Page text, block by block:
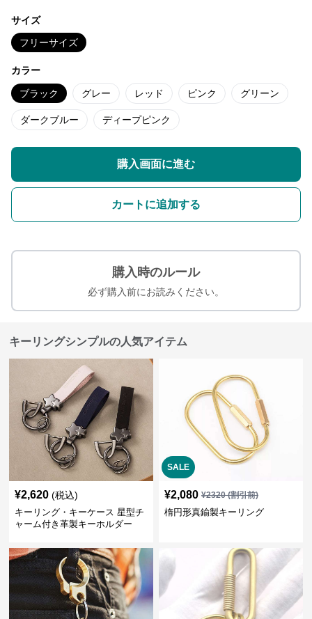
サイズ
フリーサイズ
カラー
ブラック グレー レッド ピンク グリーン
ダークブルー ディープピンク
購入画面に進む
カートに追加する
購入時のルール
必ず購入前にお読みください。
キーリングシンプルの人気アイテム
¥2,620 (税込)
キーリング・キーケース 星型チ
ャーム付き革製キーホルダー
SALE
¥2,080 ¥2320(割引前)
楕円形真鍮製キーリング